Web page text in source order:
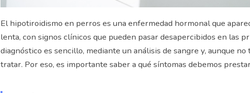
El hipotiroidismo en perros es una enfermedad hormonal que
lenta, con signos clínicos que pueden pasar desapercibidos en las
diagnóstico es sencillo, mediante un análisis de sangre y, aunque no
tratar. Por eso, es importante saber a qué síntomas debemos